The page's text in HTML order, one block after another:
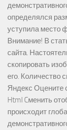
определялся
уступила место
Внимание! В
сайта.
скопировать
его. Количество
Яндекс Оцените
Html Cменить
происходит